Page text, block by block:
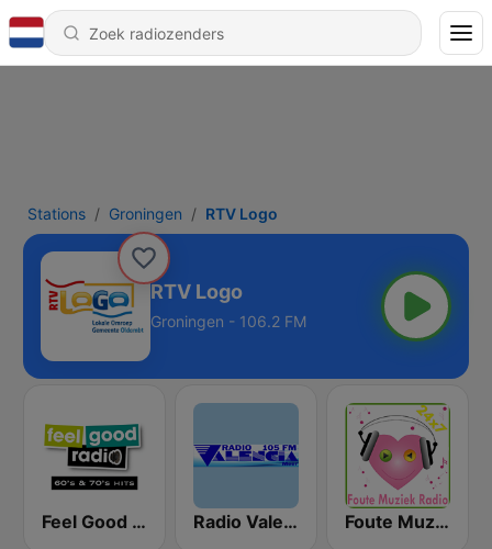
Stations Groningen RTV Logo
RTV Logo
Groningen - 106.2 FM
Feel Good Radio 60's & 70's Hits Radio Valencia Foute Muziek Radio